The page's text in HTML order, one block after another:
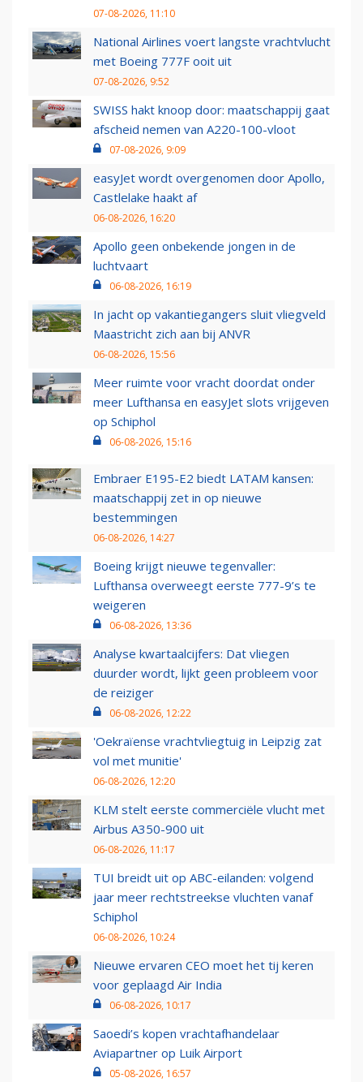
07-08-2026, 11:10
National Airlines voert langste vrachtvlucht
met Boeing 777F ooit uit
07-08-2026, 9:52
SWISS hakt knoop door: maatschappij gaat
afscheid nemen van A220-100-vloot
07-08-2026, 9:09
easyJet wordt overgenomen door Apollo,
Castlelake haakt af
06-08-2026, 16:20
Apollo geen onbekende jongen in de
luchtvaart
06-08-2026, 16:19
In jacht op vakantiegangers sluit vliegveld
Maastricht zich aan bij ANVR
06-08-2026, 15:56
Meer ruimte voor vracht doordat onder
meer Lufthansa en easyJet slots vrijgeven
op Schiphol
06-08-2026, 15:16
Embraer E195-E2 biedt LATAM kansen:
maatschappij zet in op nieuwe
bestemmingen
06-08-2026, 14:27
Boeing krijgt nieuwe tegenvaller:
Lufthansa overweegt eerste 777-9’s te
weigeren
06-08-2026, 13:36
Analyse kwartaalcijfers: Dat vliegen
duurder wordt, lijkt geen probleem voor
de reiziger
06-08-2026, 12:22
'Oekraïense vrachtvliegtuig in Leipzig zat
vol met munitie'
06-08-2026, 12:20
KLM stelt eerste commerciële vlucht met
Airbus A350-900 uit
06-08-2026, 11:17
TUI breidt uit op ABC-eilanden: volgend
jaar meer rechtstreekse vluchten vanaf
Schiphol
06-08-2026, 10:24
Nieuwe ervaren CEO moet het tij keren
voor geplaagd Air India
06-08-2026, 10:17
Saoedi’s kopen vrachtafhandelaar
Aviapartner op Luik Airport
05-08-2026, 16:57